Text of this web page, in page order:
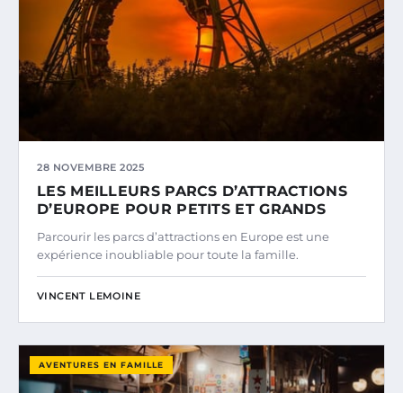
28 NOVEMBRE 2025
LES MEILLEURS PARCS D’ATTRACTIONS
D’EUROPE POUR PETITS ET GRANDS
Parcourir les parcs d’attractions en Europe est une
expérience inoubliable pour toute la famille.
VINCENT LEMOINE
AVENTURES EN FAMILLE